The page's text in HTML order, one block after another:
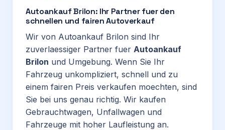
Autoankauf Brilon: Ihr Partner fuer den
schnellen und fairen Autoverkauf
Wir von Autoankauf Brilon sind Ihr
zuverlaessiger Partner fuer Autoankauf
Brilon und Umgebung. Wenn Sie Ihr
Fahrzeug unkompliziert, schnell und zu
einem fairen Preis verkaufen moechten, sind
Sie bei uns genau richtig. Wir kaufen
Gebrauchtwagen, Unfallwagen und
Fahrzeuge mit hoher Laufleistung an.